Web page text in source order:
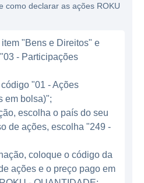
de publicidade. Os
dispositivos que se
de uma plataforma de
o acesso a
provedores, como
Prime Video, Disney+
o diferencial da
de usuário intuitiva,
entre vários
além de oferecer
baseadas
dos usuários.
como declarar as ações ROKU
"Bens e Direitos" e
- Participações
"01 - Ações
em bolsa)";
escolha o país do seu
de ações, escolha "249 -
coloque o código da
ações e o preço pago em